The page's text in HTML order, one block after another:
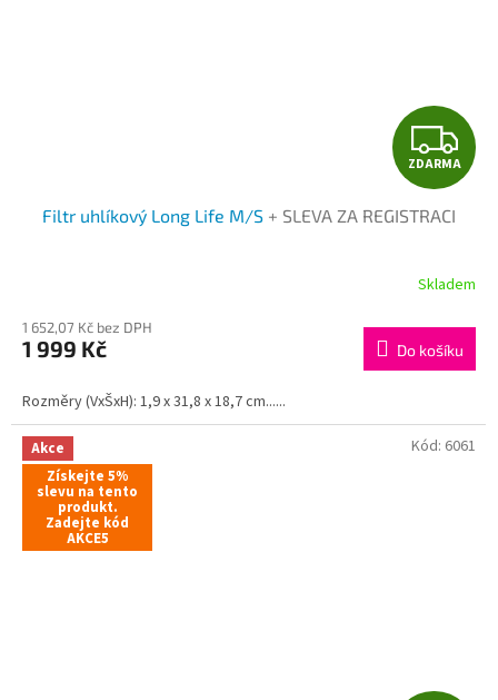
Z
D
R
M
A
ZDARMA
Filtr uhlíkový Long Life M/S + SLEVA ZA REGISTRACI
Skladem
1 652,07 Kč bez DPH
1 999 Kč Do košíku
Rozměry (VxŠxH): 1,9 x 31,8 x 18,7 cm......
Akce
Získejte 5%
slevu na tento
produkt.
Zadejte kód
AKCE5
Kód: 6061